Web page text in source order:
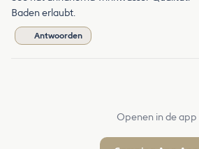
Baden erlaubt.
Antwoorden
Openen in de app